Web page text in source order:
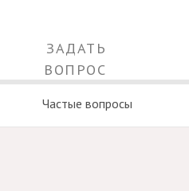
ЗАДАТЬ
ВОПРОС
Частые вопросы